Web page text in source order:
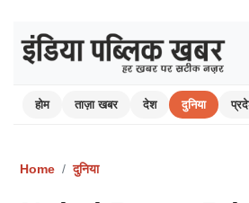
होम ताज़ा खबर देश दुनिया
Home दुनिया